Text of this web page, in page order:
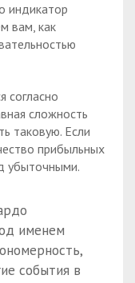
индикатор
вам, как
согласно
сложность
таковую. Если
прибыльных
убыточными.
именем
события в